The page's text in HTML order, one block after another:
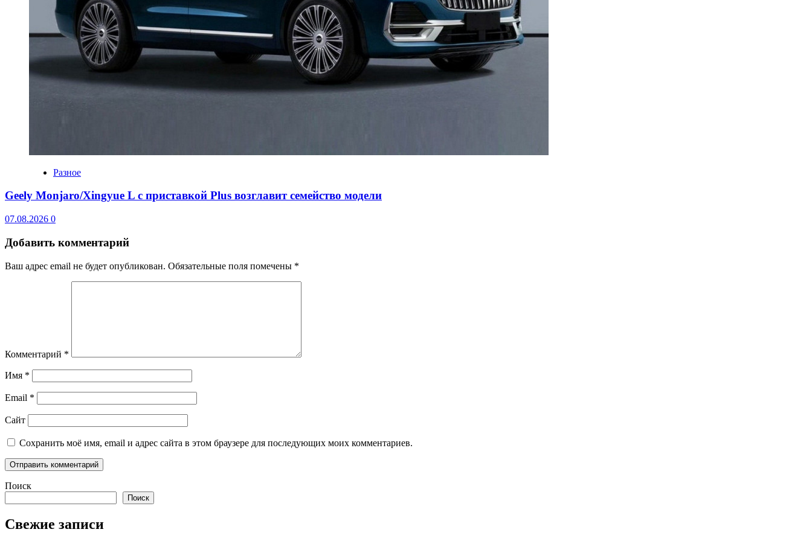
Разное
Geely Monjaro/Xingyue L с приставкой Plus возглавит семейство модели
07.08.2026 0
Добавить комментарий
Ваш адрес email не будет опубликован. Обязательные поля помечены *
Комментарий *
Имя *
Email *
Сайт
Сохранить моё имя, email и адрес сайта в этом браузере для последующих моих комментариев.
Поиск
Поиск
Свежие записи